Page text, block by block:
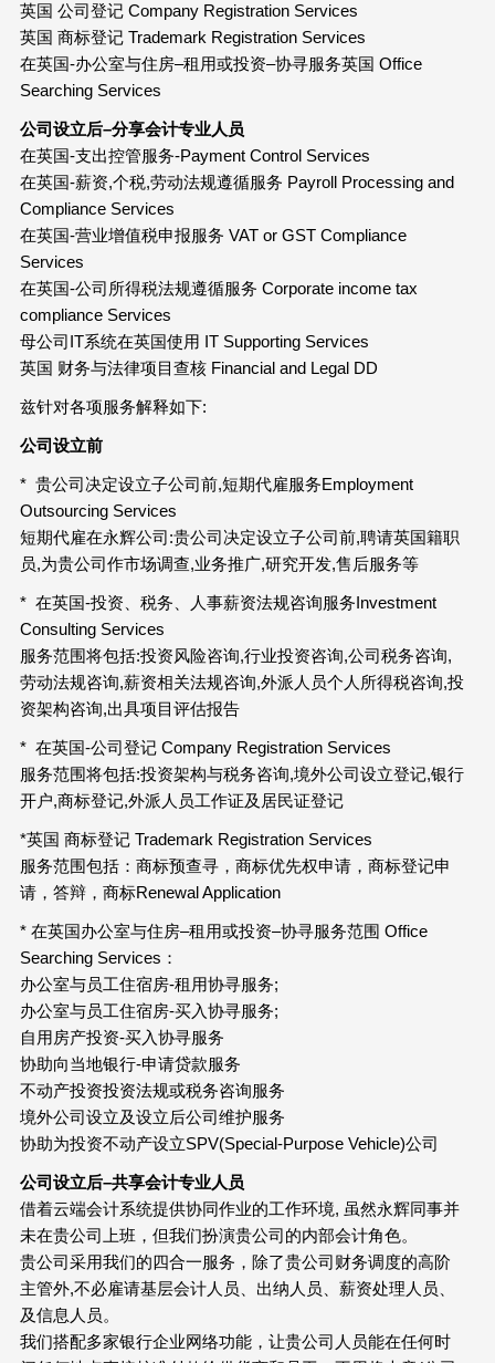
英国 公司登记 Company Registration Services
英国 商标登记 Trademark Registration Services
在英国-办公室与住房–租用或投资–协寻服务英国 Office
Searching Services
公司设立后–分享会计专业人员
在英国-支出控管服务-Payment Control Services
在英国-薪资,个税,劳动法规遵循服务 Payroll Processing and
Compliance Services
在英国-营业增值税申报服务 VAT or GST Compliance
Services
在英国-公司所得税法规遵循服务 Corporate income tax
compliance Services
母公司IT系统在英国使用 IT Supporting Services
英国 财务与法律项目查核 Financial and Legal DD
兹针对各项服务解释如下:
公司设立前
* 贵公司决定设立子公司前,短期代雇服务Employment
Outsourcing Services
短期代雇在永辉公司:贵公司决定设立子公司前,聘请英国籍职
员,为贵公司作市场调查,业务推广,研究开发,售后服务等
* 在英国-投资、税务、人事薪资法规咨询服务Investment
Consulting Services
服务范围将包括:投资风险咨询,行业投资咨询,公司税务咨询,
劳动法规咨询,薪资相关法规咨询,外派人员个人所得税咨询,投
资架构咨询,出具项目评估报告
* 在英国-公司登记 Company Registration Services
服务范围将包括:投资架构与税务咨询,境外公司设立登记,银行
开户,商标登记,外派人员工作证及居民证登记
*英国 商标登记 Trademark Registration Services
服务范围包括：商标预查寻，商标优先权申请，商标登记申
请，答辩，商标Renewal Application
* 在英国办公室与住房–租用或投资–协寻服务范围 Office
Searching Services：
办公室与员工住宿房-租用协寻服务;
办公室与员工住宿房-买入协寻服务;
自用房产投资-买入协寻服务
协助向当地银行-申请贷款服务
不动产投资投资法规或税务咨询服务
境外公司设立及设立后公司维护服务
协助为投资不动产设立SPV(Special-Purpose Vehicle)公司
公司设立后–共享会计专业人员
借着云端会计系统提供协同作业的工作环境, 虽然永辉同事并
未在贵公司上班，但我们扮演贵公司的内部会计角色。
贵公司采用我们的四合一服务，除了贵公司财务调度的高阶
主管外,不必雇请基层会计人员、出纳人员、薪资处理人员、
及信息人员。
我们搭配多家银行企业网络功能，让贵公司人员能在任何时